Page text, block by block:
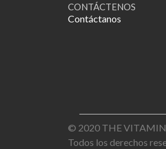
CONTÁCTENOS
Contáctanos
© 2020 THE VITAMIN
Todos los derechos